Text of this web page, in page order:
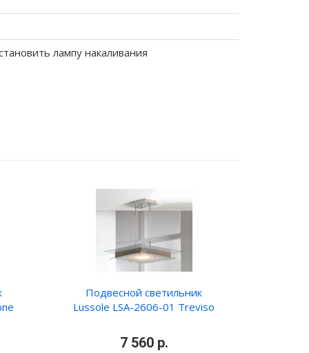
лампу накаливания
Подвесной светильник
Lussole LSA-2606-01 Treviso
7 560 р.